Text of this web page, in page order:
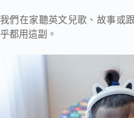
我們在家聽英文兒歌、故事或
乎都用這副。